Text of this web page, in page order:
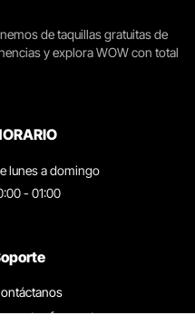
de taquillas gratuitas de
y explora WOW con total
lunes a domingo
- 01:00
frecuentes